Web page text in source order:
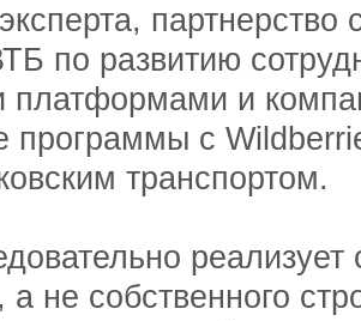
партнерство
по развитию
и
программы с
транспортом.
реализует
а не собственного